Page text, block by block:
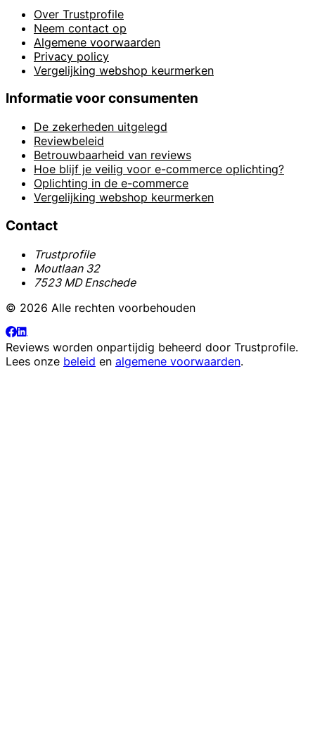
Over Trustprofile
Neem contact op
Algemene voorwaarden
Privacy policy
Vergelijking webshop keurmerken
Informatie voor consumenten
De zekerheden uitgelegd
Reviewbeleid
Betrouwbaarheid van reviews
Hoe blijf je veilig voor e-commerce oplichting?
Oplichting in de e-commerce
Vergelijking webshop keurmerken
Contact
Trustprofile
Moutlaan 32
7523 MD Enschede
© 2026 Alle rechten voorbehouden
Reviews worden onpartijdig beheerd door Trustprofile.
Lees onze beleid en algemene voorwaarden.